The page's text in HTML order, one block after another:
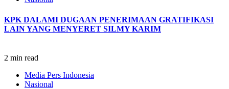
KPK DALAMI DUGAAN PENERIMAAN GRATIFIKASI
LAIN YANG MENYERET SILMY KARIM
2 min read
Media Pers Indonesia
Nasional